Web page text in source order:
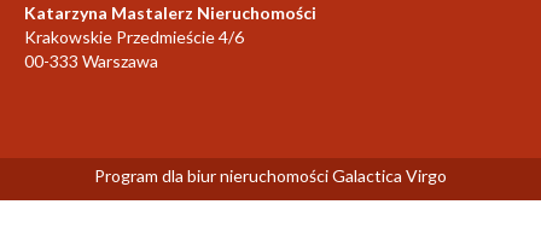
Katarzyna Mastalerz Nieruchomości
Krakowskie Przedmieście 4/6
00-333 Warszawa
Program dla biur nieruchomościGalactica Virgo